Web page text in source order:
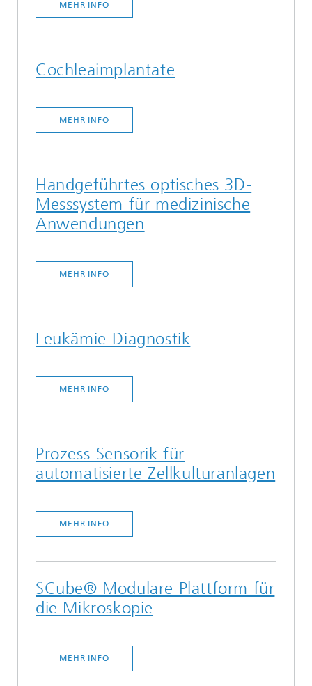
MEHR INFO
Cochleaimplantate
MEHR INFO
Handgeführtes optisches 3D-
Messsystem für medizinische
Anwendungen
MEHR INFO
Leukämie-Diagnostik
MEHR INFO
Prozess-Sensorik für
automatisierte Zellkulturanlagen
MEHR INFO
SCube® Modulare Plattform für
die Mikroskopie
MEHR INFO